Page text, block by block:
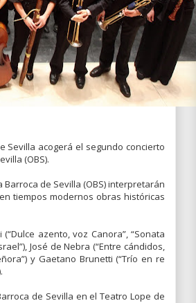
Sevilla acogerá el segundo concierto
(OBS).
de Sevilla (OBS) interpretarán
tiempos modernos obras históricas
azento, voz Canora”, “Sonata
José de Nebra (“Entre cándidos,
y Gaetano Brunetti (“Trío en re
de Sevilla en el Teatro Lope de